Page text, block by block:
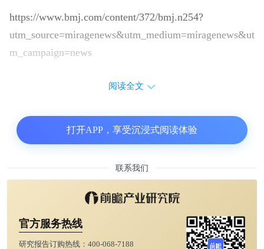
https://www.bmj.com/content/372/bmj.n254?
utm_source=miragenews&utm_medium=miragenews&ut
m_campaign=news
阅读全文
打开APP，享受沉浸式阅读体验
联系我们
官方服务热线
研究报告订购热线： 400-068-7188